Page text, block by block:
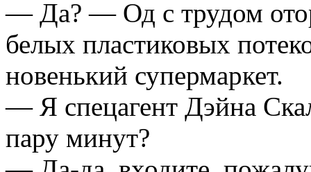
— Да? — Од с трудом
белых пластиковых
новенький супермаркет.
— Я спецагент Дэйна
пару минут?